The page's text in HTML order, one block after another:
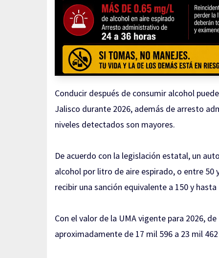
Conducir después de consumir alcohol
Jalisco durante 2026, además de arresto
niveles detectados son mayores.
De acuerdo con la legislación estatal, un
alcohol por litro de aire espirado, o entre
recibir una sanción equivalente a 150 y hasta
Con el valor de la UMA vigente para 2026,
aproximadamente de 17 mil 596 a 23 mil